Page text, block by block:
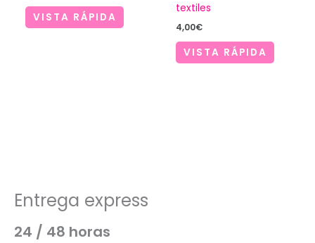
VISTA RÁPIDA
textiles
4,00€
VISTA RÁPIDA
Entrega express
24 / 48 horas